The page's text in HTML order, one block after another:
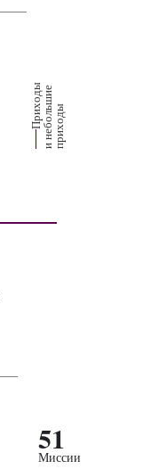
П
р
их
о
д
ы
и
н
е
б
о
ль
ш
ие
п
р
и
х
о
ды
51
Миссии